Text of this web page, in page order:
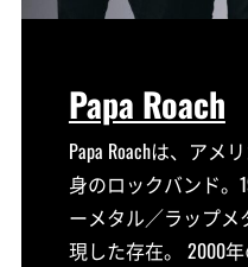
Papa Roach
Papa Roachは、ア
身のロックバンド。
ーメタル／ラップ
現した存在。 2000